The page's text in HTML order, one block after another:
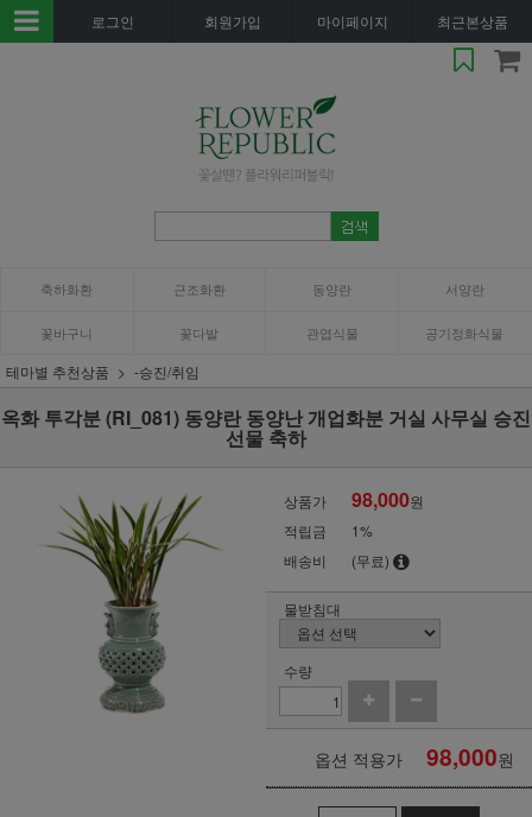
로그인 회원가입 마이페이지 최근본상품
축하화환 근조화환 동양란 서양란
꽃바구니 꽃다발 관엽식물 공기정화식물
테마별 추천상품 -승진/취임
옥화 투각분 (RI_081) 동양란 동양난 개업화분 거실 사무실 승진
선물 축하
상품가 98,000원
적립금
1%
배송비
(무료)
물받침대
수량
옵션 적용가 98,000원